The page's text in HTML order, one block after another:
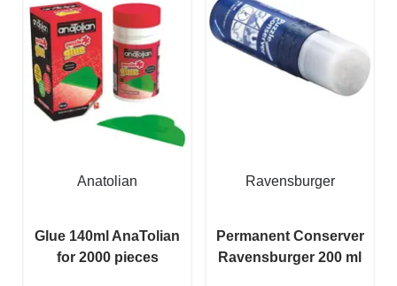
Anatolian
Glue 140ml AnaTolian
for 2000 pieces
Ravensburger
Permanent Conserver
Ravensburger 200 ml